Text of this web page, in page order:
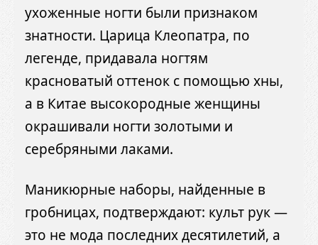
ухоженные ногти были признаком
знатности. Царица Клеопатра, по
легенде, придавала ногтям
красноватый оттенок с помощью хны,
а в Китае высокородные женщины
окрашивали ногти золотыми и
серебряными лаками.
Маникюрные наборы, найденные в
гробницах, подтверждают: культ рук —
это не мода последних десятилетий, а